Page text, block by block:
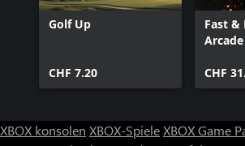
Golf Up
CHF 7.20
Fast &
CHF
XBOX konsolen XBOX-SpieleXBOX Game